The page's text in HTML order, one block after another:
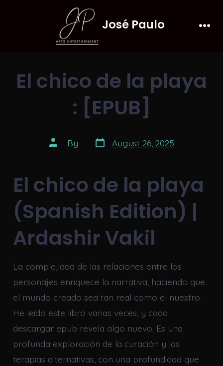
José Paulo
El chico de la playa
: [EPUB]
Post
author
By Post
date
August 26, 2025
El chico de la playa
(Spanish Edition) |
Ardashir Vakil
La complejidad de las relaciones entre los
personajes enriquece la narrativa, haciendo que
el mundo creado sea tan real como el nuestro.
He leído este libro varias veces, y cada
descargar epub revela algo nuevo. Es una
profunda exploración de la curación y las
terapias alternativas, con una profundidad que